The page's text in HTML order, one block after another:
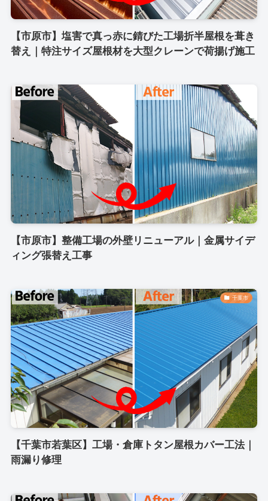
【市原市】塩害で真っ赤に錆びた工場折半屋根を葺き
替え｜特注サイズ屋根材を大型クレーンで荷揚げ施工
【市原市】整備工場の外壁リニューアル｜金属サイデ
ィング張替え工事
千葉市
【千葉市若葉区】工場・倉庫トタン屋根カバー工法｜
雨漏り修理